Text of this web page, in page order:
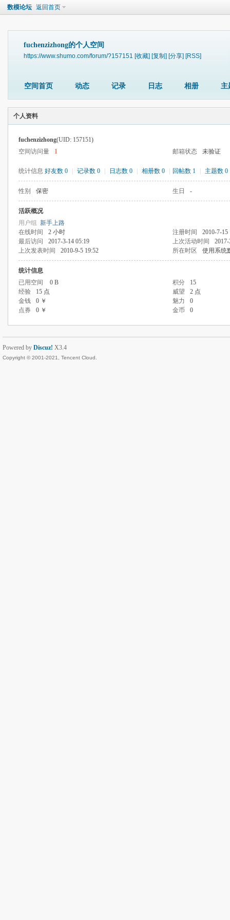
数模论坛 返回首页
fuchenzizhong的个人空间
https://www.shumo.com/forum/?157151 [收藏] [复制] [分享] [RSS]
空间首页 动态 记录 日志 相册 主
个人资料
fuchenzizhong(UID: 157151)
空间访问量
1 邮箱状态 未验证
统计信息 好友数 0 记录数 0 日志数 0 相册数 0 回帖数 1 主题数 0
性别 保密 生日 -
活跃概况
用户组 新手上路
在线时间
2 小时 注册时间
2010-7-15
最后访问
2017-3-14 05:19 上次活动时间
上次发表时间
2010-9-5 19:52 所在时区 使用系统
统计信息
已用空间
0 B 积分
15
经验
15 点 威望
2 点
金钱
0 ￥ 魅力
0
点券
0 ￥ 金币 0
Powered by Discuz! X3.4
Copyright © 2001-2021, Tencent Cloud.